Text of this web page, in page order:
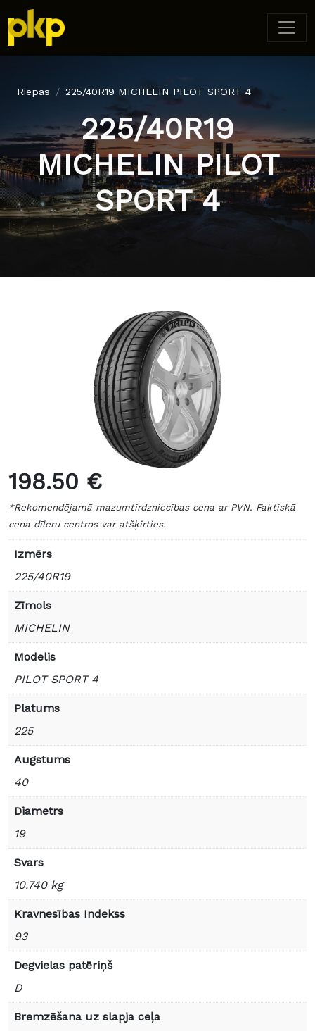
Riepas 225/40R19 MICHELIN PILOT SPORT 4
225/40R19
MICHELIN PILOT
SPORT 4
198.50 €
*Rekomendējamā mazumtirdzniecības cena ar PVN. Faktiskā
cena dīleru centros var atšķirties.
Izmērs
225/40R19
Zīmols
MICHELIN
Modelis
PILOT SPORT 4
Platums
225
Augstums
40
Diametrs
19
Svars
10.740 kg
Kravnesības Indekss
93
Degvielas patēriņš
D
Bremzēšana uz slapja ceļa